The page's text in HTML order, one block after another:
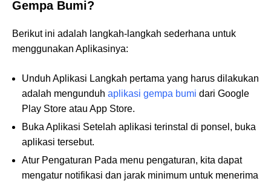
Gempa Bumi?
Berikut ini adalah langkah-langkah sederhana untuk
menggunakan Aplikasinya:
Unduh Aplikasi Langkah pertama yang harus dilakukan
adalah mengunduh aplikasi gempa bumi dari Google
Play Store atau App Store.
Buka Aplikasi Setelah aplikasi terinstal di ponsel, buka
aplikasi tersebut.
Atur Pengaturan Pada menu pengaturan, kita dapat
mengatur notifikasi dan jarak minimum untuk menerima